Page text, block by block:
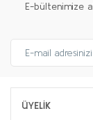
E-bültenimize
ÜYELİK